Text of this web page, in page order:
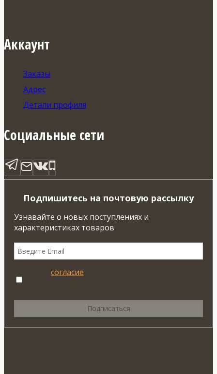
Аккаунт
Заказы
Адрес
Детали профиля
Социальные сети
Подпишитесь на почтовую рассылку
Узнавайте о новых поступлениях и
характеристиках товаров
согласие